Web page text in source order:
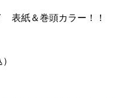
表紙＆巻頭カラー！！